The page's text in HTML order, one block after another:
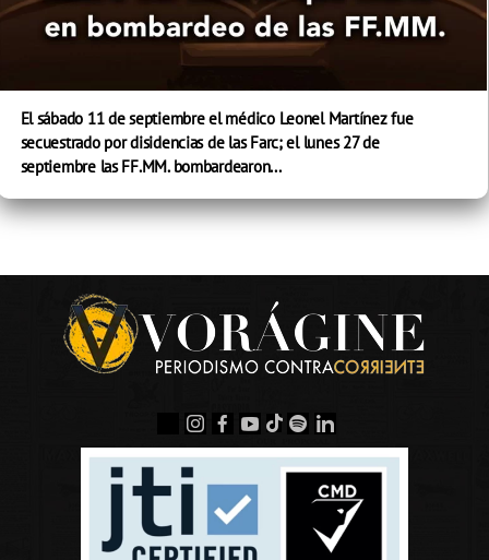
El sábado 11 de septiembre el médico Leonel Martínez fue
secuestrado por disidencias de las Farc; el lunes 27 de
septiembre las FF.MM. bombardearon...